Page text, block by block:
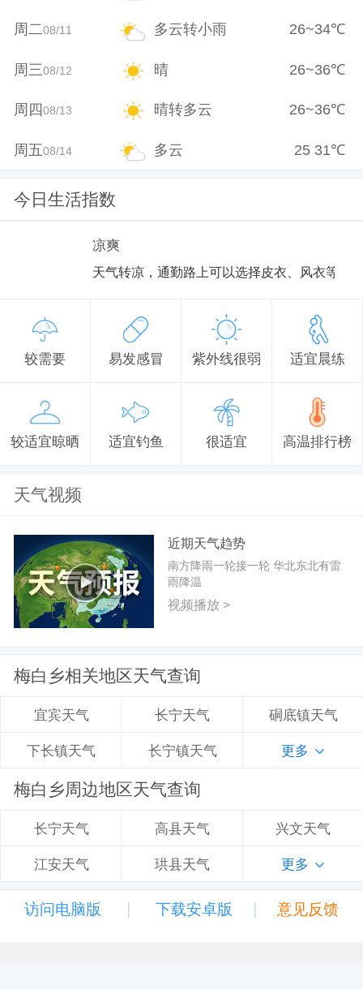
周二08/11 多云转小雨 26~34℃
周三08/12 晴 26~36℃
周四08/13 晴转多云 26~36℃
周五08/14 多云 25 31℃
今日生活指数
凉爽
天气转凉，通勤路上可以选择皮衣、风衣等防
较需要 易发感冒 紫外线很弱 适宜晨练
较适宜晾晒 适宜钓鱼 很适宜 高温排行榜
天气视频
近期天气趋势
南方降雨一轮接一轮 华北东北有雷
雨降温
视频播放 >
梅白乡相关地区天气查询
宜宾天气 长宁天气 硐底镇天气
下长镇天气 长宁镇天气 更多
梅白乡周边地区天气查询
长宁天气 高县天气 兴文天气
江安天气 珙县天气 更多
访问电脑版 | 下载安卓版 | 意见反馈